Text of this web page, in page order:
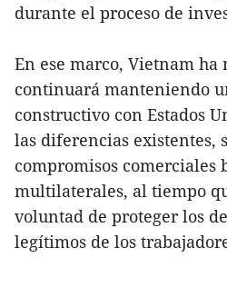
durante el proceso de
En ese marco, Vietnam
continuará manteniendo
constructivo con Estados
las diferencias existentes,
compromisos comerciales
multilaterales, al tiempo
voluntad de proteger los
legítimos de los